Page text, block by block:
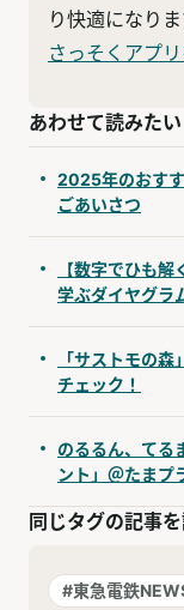
り快適になりま
さっそくアプ
あわせて読みたい
2025年のおす
ごあいさつ
【数字でひも
学ぶダイヤグラ
「サストモの
チェック！
のるるん、てる
ント」＠たまプ
同じタグの記事
#東急電鉄